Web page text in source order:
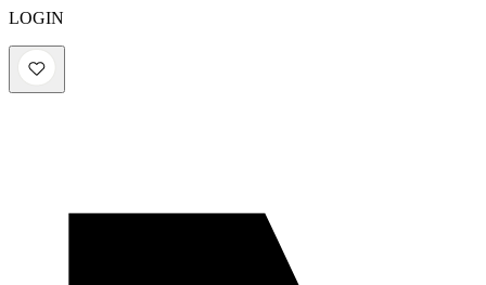
LOGIN